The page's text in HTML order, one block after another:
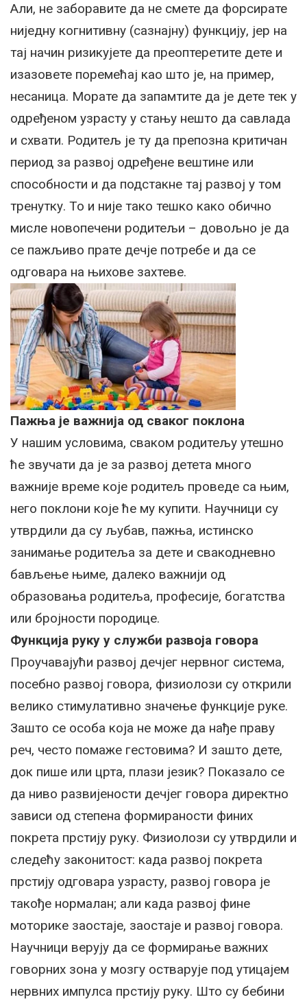
Али, не заборавите да не смете да форсирате
ниједну когнитивну (сазнајну) функцију, јер на
тај начин ризикујете да преоптеретите дете и
изазовете поремећај као што је, на пример,
несаница. Морате да запамтите да је дете тек у
одређеном узрасту у стању нешто да савлада
и схвати. Родитељ је ту да препозна критичан
период за развој одређене вештине или
способности и да подстакне тај развој у том
тренутку. То и није тако тешко како обично
мисле новопечени родитељи – довољно је да
се пажљиво прате дечје потребе и да се
одговара на њихове захтеве.
Пажња је важнија од сваког поклона
У нашим условима, сваком родитељу утешно
ће звучати да је за развој детета много
важније време које родитељ проведе са њим,
него поклони које ће му купити. Научници су
утврдили да су љубав, пажња, истинско
занимање родитеља за дете и свакодневно
бављење њиме, далеко важнији од
образовања родитеља, професије, богатства
или бројности породице.
Функција руку у служби развоја говора
Проучавајући развој дечјег нервног система,
посебно развој говора, физиолози су открили
велико стимулативно значење функције руке.
Зашто се особа која не може да нађе праву
реч, често помаже гестовима? И зашто дете,
док пише или црта, плази језик? Показало се
да ниво развијености дечјег говора директно
зависи од степена формираности финих
покрета прстију руку. Физиолози су утврдили и
следећу законитост: када развој покрета
прстију одговара узрасту, развој говора је
такође нормалан; али када развој фине
моторике заостаје, заостаје и развој говора.
Научници верују да се формирање важних
говорних зона у мозгу остварује под утицајем
нервних импулса прстију руку. Што су бебини